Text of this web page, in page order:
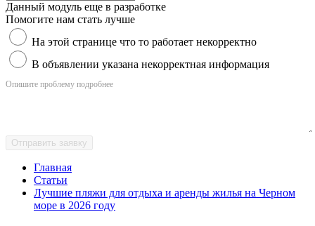
Данный модуль еще в разработке
Помогите нам стать лучше
На этой странице что то работает некорректно
В объявлении указана некорректная информация
Опишите проблему подробнее
Отправить заявку
Главная
Статьи
Лучшие пляжи для отдыха и аренды жилья на Черном
море в 2026 году